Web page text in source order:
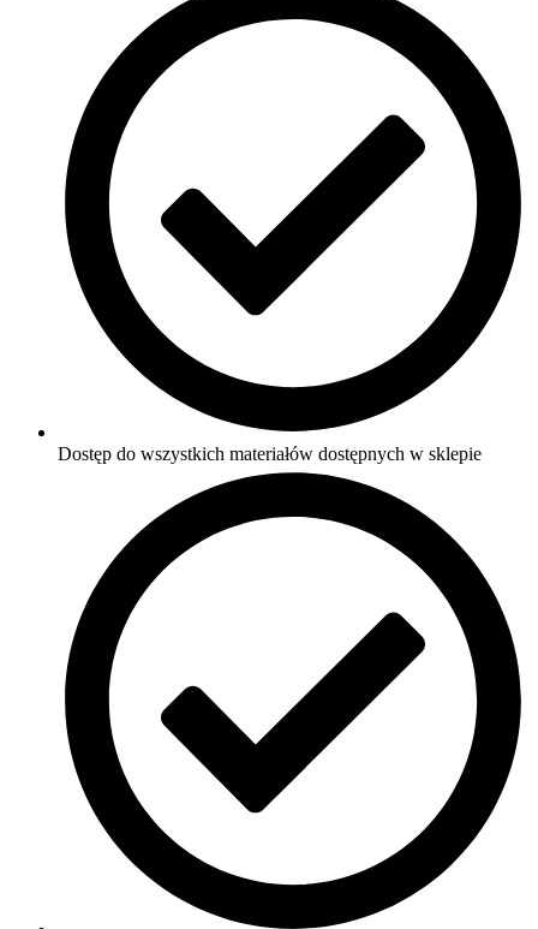
Dostęp do wszystkich materiałów dostępnych w sklepie